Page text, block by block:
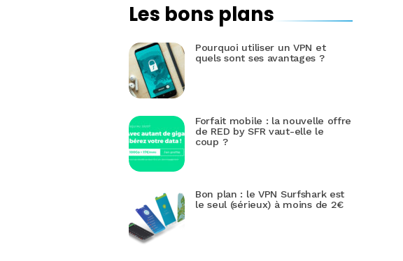
Les bons plans
Pourquoi utiliser un VPN et
quels sont ses avantages ?
Forfait mobile : la nouvelle offre
de RED by SFR vaut-elle le
coup ?
Bon plan : le VPN Surfshark est
le seul (sérieux) à moins de 2€